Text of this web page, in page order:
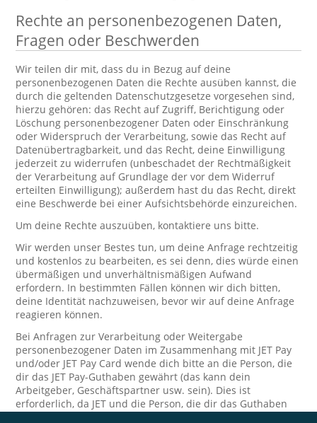
Rechte an personenbezogenen Daten,
Fragen oder Beschwerden
Wir teilen dir mit, dass du in Bezug auf deine
personenbezogenen Daten die Rechte ausüben kannst, die
durch die geltenden Datenschutzgesetze vorgesehen sind,
hierzu gehören: das Recht auf Zugriff, Berichtigung oder
Löschung personenbezogener Daten oder Einschränkung
oder Widerspruch der Verarbeitung, sowie das Recht auf
Datenübertragbarkeit, und das Recht, deine Einwilligung
jederzeit zu widerrufen (unbeschadet der Rechtmäßigkeit
der Verarbeitung auf Grundlage der vor dem Widerruf
erteilten Einwilligung); außerdem hast du das Recht, direkt
eine Beschwerde bei einer Aufsichtsbehörde einzureichen.
Um deine Rechte auszuüben, kontaktiere uns bitte.
Wir werden unser Bestes tun, um deine Anfrage rechtzeitig
und kostenlos zu bearbeiten, es sei denn, dies würde einen
übermäßigen und unverhältnismäßigen Aufwand
erfordern. In bestimmten Fällen können wir dich bitten,
deine Identität nachzuweisen, bevor wir auf deine Anfrage
reagieren können.
Bei Anfragen zur Verarbeitung oder Weitergabe
personenbezogener Daten im Zusammenhang mit JET Pay
und/oder JET Pay Card wende dich bitte an die Person, die
dir das JET Pay-Guthaben gewährt (das kann dein
Arbeitgeber, Geschäftspartner usw. sein). Dies ist
erforderlich, da JET und die Person, die dir das Guthaben